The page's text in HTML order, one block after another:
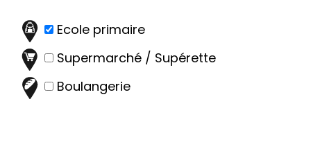
Ecole primaire
Supermarché / Supérette
Boulangerie